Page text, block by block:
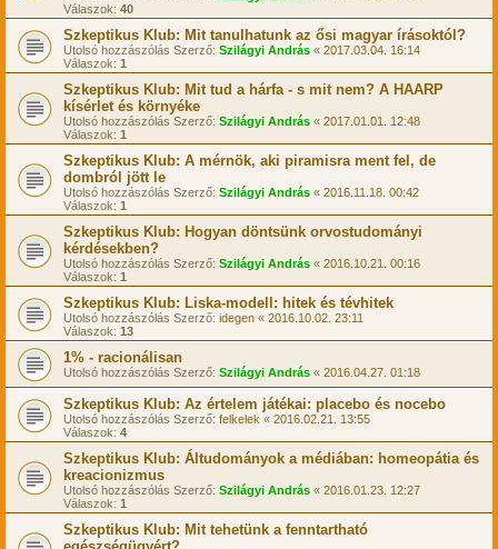
Válaszok: 40
Szkeptikus Klub: Mit tanulhatunk az ősi magyar írásoktól?
Utolsó hozzászólás Szerző: Szilágyi András « 2017.03.04. 16:14
Válaszok: 1
Szkeptikus Klub: Mit tud a hárfa - s mit nem? A HAARP
kísérlet és környéke
Utolsó hozzászólás Szerző: Szilágyi András « 2017.01.01. 12:48
Válaszok: 1
Szkeptikus Klub: A mérnök, aki piramisra ment fel, de
dombról jött le
Utolsó hozzászólás Szerző: Szilágyi András « 2016.11.18. 00:42
Válaszok: 1
Szkeptikus Klub: Hogyan döntsünk orvostudományi
kérdésekben?
Utolsó hozzászólás Szerző: Szilágyi András « 2016.10.21. 00:16
Válaszok: 1
Szkeptikus Klub: Liska-modell: hitek és tévhitek
Utolsó hozzászólás Szerző: idegen « 2016.10.02. 23:11
Válaszok: 13
1% - racionálisan
Utolsó hozzászólás Szerző: Szilágyi András « 2016.04.27. 01:18
Szkeptikus Klub: Az értelem játékai: placebo és nocebo
Utolsó hozzászólás Szerző: felkelek « 2016.02.21. 13:55
Válaszok: 4
Szkeptikus Klub: Áltudományok a médiában: homeopátia és
kreacionizmus
Utolsó hozzászólás Szerző: Szilágyi András « 2016.01.23. 12:27
Válaszok: 1
Szkeptikus Klub: Mit tehetünk a fenntartható